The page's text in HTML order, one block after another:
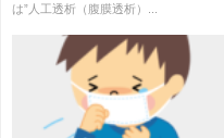
は”人工透析（腹膜透析）...